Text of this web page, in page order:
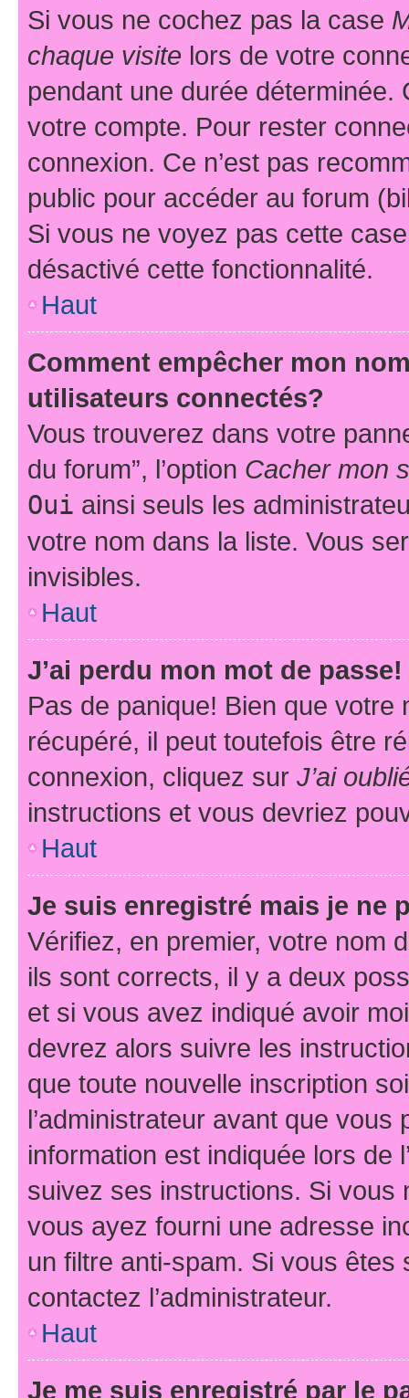
Si vous ne cochez pas la case
chaque visite lors de votre
pendant une durée déterminée.
votre compte. Pour rester
connexion. Ce n’est pas
public pour accéder au forum
Si vous ne voyez pas cette
désactivé cette fonctionnalité.
Haut
Comment empêcher mon
utilisateurs connectés?
Vous trouverez dans votre
du forum”, l’option Cacher mon
Oui ainsi seuls les
votre nom dans la liste. Vous
invisibles.
Haut
J’ai perdu mon mot de passe!
Pas de panique! Bien que
récupéré, il peut toutefois être
connexion, cliquez sur J’ai
instructions et vous devriez
Haut
Je suis enregistré mais je ne
Vérifiez, en premier, votre nom
ils sont corrects, il y a deux
et si vous avez indiqué avoir
devrez alors suivre les
que toute nouvelle inscription
l’administrateur avant que
information est indiquée lors de
suivez ses instructions. Si vous
vous ayez fourni une adresse
un filtre anti-spam. Si vous êtes
contactez l’administrateur.
Haut
Je me suis enregistré par le